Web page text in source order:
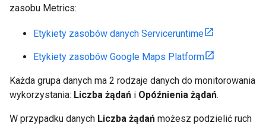
zasobu Metrics:
Etykiety zasobów danych Serviceruntime
Etykiety zasobów Google Maps Platform
Każda grupa danych ma 2 rodzaje danych do monitorowania
wykorzystania: Liczba żądań i Opóźnienia żądań.
W przypadku danych Liczba żądań możesz podzielić ruch